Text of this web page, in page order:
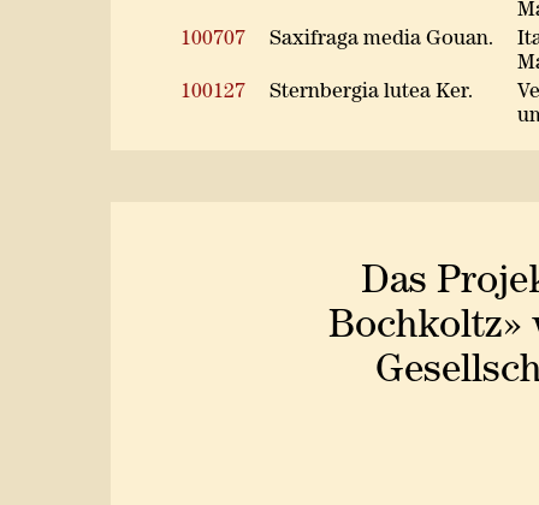
100707
Saxifraga media Gouan.
100127
Sternbergia lutea Ker.
Das
Bochkoltz»